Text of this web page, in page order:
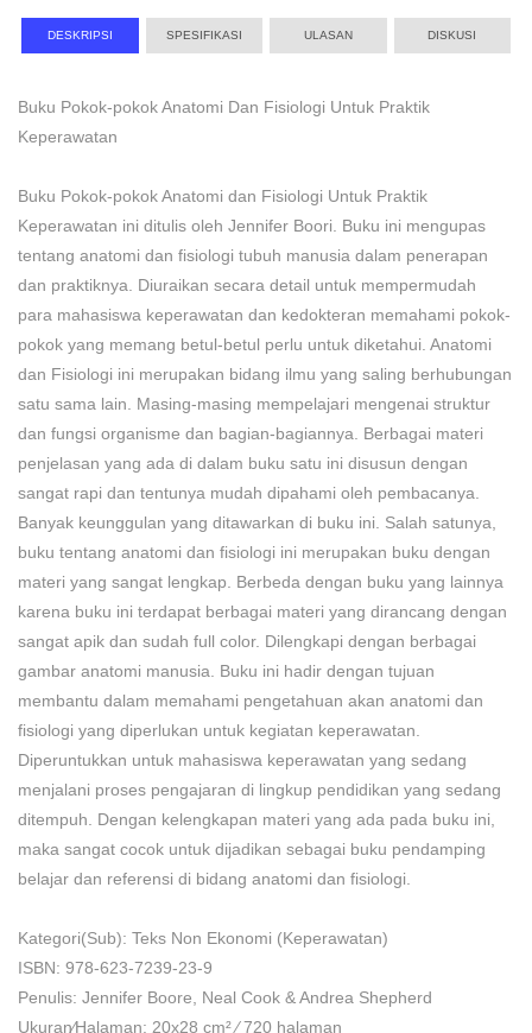
DESKRIPSI SPESIFIKASI ULASAN DISKUSI
Buku Pokok-pokok Anatomi Dan Fisiologi Untuk Praktik
Keperawatan
Buku Pokok-pokok Anatomi dan Fisiologi Untuk Praktik
Keperawatan ini ditulis oleh Jennifer Boori. Buku ini mengupas
tentang anatomi dan fisiologi tubuh manusia dalam penerapan
dan praktiknya. Diuraikan secara detail untuk mempermudah
para mahasiswa keperawatan dan kedokteran memahami pokok-
pokok yang memang betul-betul perlu untuk diketahui. Anatomi
dan Fisiologi ini merupakan bidang ilmu yang saling berhubungan
satu sama lain. Masing-masing mempelajari mengenai struktur
dan fungsi organisme dan bagian-bagiannya. Berbagai materi
penjelasan yang ada di dalam buku satu ini disusun dengan
sangat rapi dan tentunya mudah dipahami oleh pembacanya.
Banyak keunggulan yang ditawarkan di buku ini. Salah satunya,
buku tentang anatomi dan fisiologi ini merupakan buku dengan
materi yang sangat lengkap. Berbeda dengan buku yang lainnya
karena buku ini terdapat berbagai materi yang dirancang dengan
sangat apik dan sudah full color. Dilengkapi dengan berbagai
gambar anatomi manusia. Buku ini hadir dengan tujuan
membantu dalam memahami pengetahuan akan anatomi dan
fisiologi yang diperlukan untuk kegiatan keperawatan.
Diperuntukkan untuk mahasiswa keperawatan yang sedang
menjalani proses pengajaran di lingkup pendidikan yang sedang
ditempuh. Dengan kelengkapan materi yang ada pada buku ini,
maka sangat cocok untuk dijadikan sebagai buku pendamping
belajar dan referensi di bidang anatomi dan fisiologi.
Kategori(Sub): Teks Non Ekonomi (Keperawatan)
ISBN: 978-623-7239-23-9
Penulis: Jennifer Boore, Neal Cook & Andrea Shepherd
Ukuran⁄Halaman: 20x28 cm² ⁄ 720 halaman